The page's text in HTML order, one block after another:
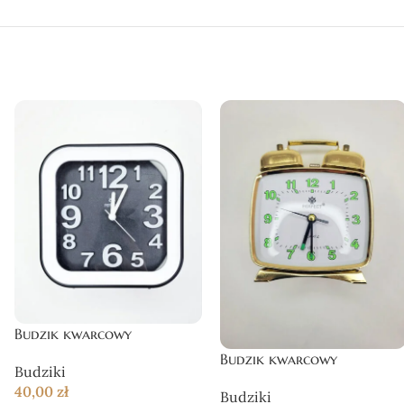
modelu.
odwiedź nasz sklep i znajdź model idealny dla siebie.
Budzik kwarcowy
Budziki
40,00zł
Budzik kwarcowy
Budziki